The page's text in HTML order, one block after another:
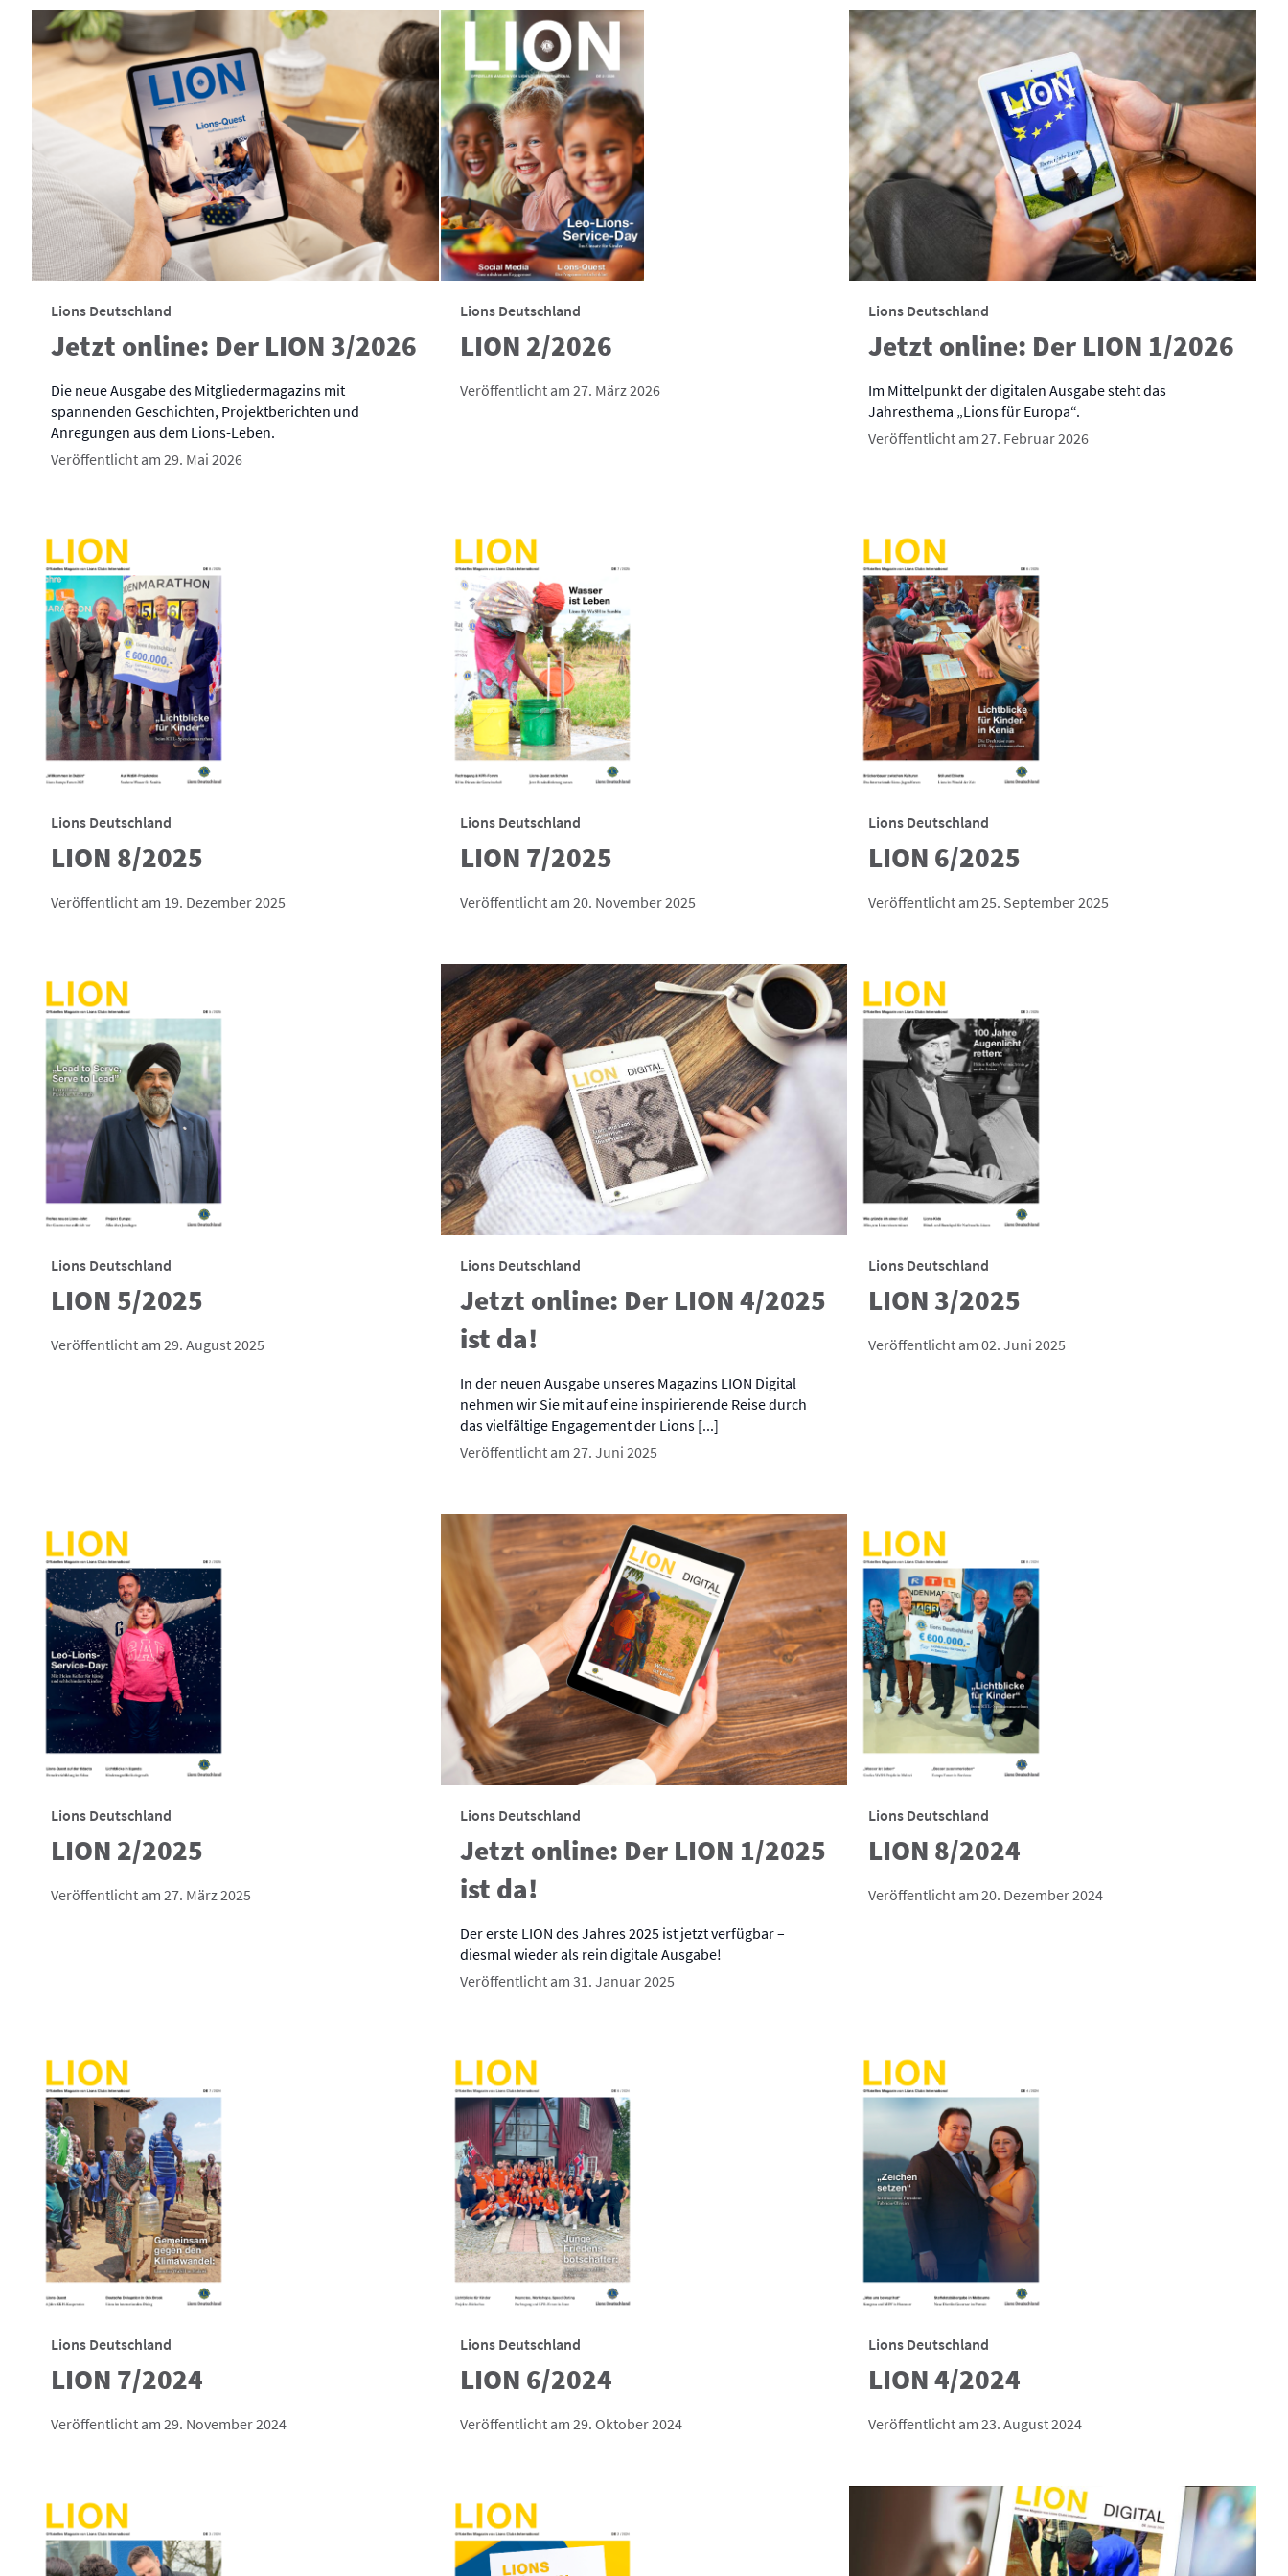
Lions Deutschland
Jetzt online: Der LION 3/2026
Die neue Ausgabe des Mitgliedermagazins mit
spannenden Geschichten, Projektberichten und
Anregungen aus dem Lions-Leben.
Veröffentlicht am 29. Mai 2026
Lions Deutschland
LION 2/2026
Veröffentlicht am 27. März 2026
Lions Deutschland
Jetzt online: Der LION 1/2026
Im Mittelpunkt der digitalen Ausgabe steht das
Jahresthema „Lions für Europa“.
Veröffentlicht am 27. Februar 2026
Lions Deutschland
LION 8/2025
Veröffentlicht am 19. Dezember 2025
Lions Deutschland
LION 7/2025
Veröffentlicht am 20. November 2025
Lions Deutschland
LION 6/2025
Veröffentlicht am 25. September 2025
Lions Deutschland
LION 5/2025
Veröffentlicht am 29. August 2025
Lions Deutschland
Jetzt online: Der LION 4/2025
ist da!
In der neuen Ausgabe unseres Magazins LION Digital
nehmen wir Sie mit auf eine inspirierende Reise durch
das vielfältige Engagement der Lions [...]
Veröffentlicht am 27. Juni 2025
Lions Deutschland
LION 3/2025
Veröffentlicht am 02. Juni 2025
Lions Deutschland
LION 2/2025
Veröffentlicht am 27. März 2025
Lions Deutschland
Jetzt online: Der LION 1/2025
ist da!
Der erste LION des Jahres 2025 ist jetzt verfügbar –
diesmal wieder als rein digitale Ausgabe!
Veröffentlicht am 31. Januar 2025
Lions Deutschland
LION 8/2024
Veröffentlicht am 20. Dezember 2024
Lions Deutschland
LION 7/2024
Veröffentlicht am 29. November 2024
Lions Deutschland
LION 6/2024
Veröffentlicht am 29. Oktober 2024
Lions Deutschland
LION 4/2024
Veröffentlicht am 23. August 2024